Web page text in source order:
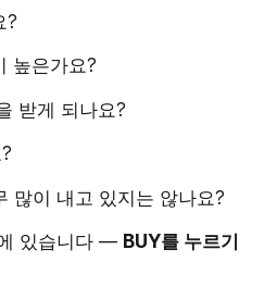
?
높은가요?
받게 되나요?
많이 내고 있지는 않나요?
있습니다 — BUY를 누르기